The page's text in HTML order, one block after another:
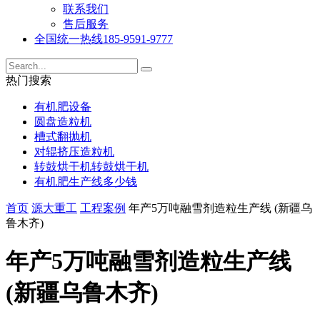
联系我们
售后服务
全国统一热线185-9591-9777
热门搜索
有机肥设备
圆盘造粒机
槽式翻抛机
对辊挤压造粒机
转鼓烘干机转鼓烘干机
有机肥生产线多少钱
首页 源大重工 工程案例 年产5万吨融雪剂造粒生产线 (新疆乌
鲁木齐)
年产5万吨融雪剂造粒生产线
(新疆乌鲁木齐)